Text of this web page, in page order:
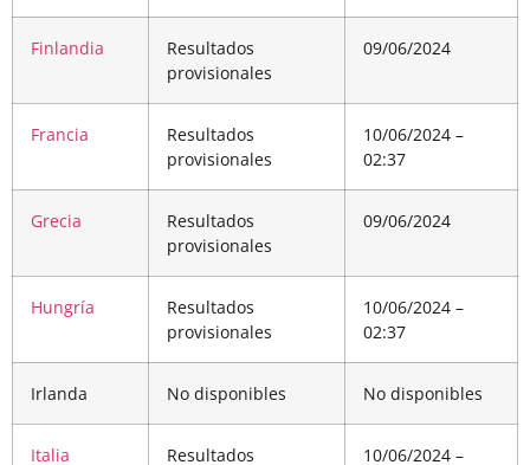
Finlandia
Resultados
provisionales
09/06/2024
Francia
Resultados
provisionales
10/06/2024 –
02:37
Grecia
Resultados
provisionales
09/06/2024
Hungría
Resultados
provisionales
10/06/2024 –
02:37
Irlanda No disponibles No disponibles
Italia
Resultados
10/06/2024 –